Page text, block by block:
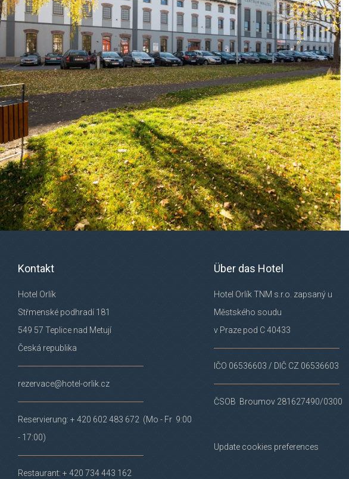
Kontakt
Hotel Orlík
Střmenské podhradí 181
549 57 Teplice nad Metují
Česká republika
rezervace@hotel-orlik.cz
Reservierung: + 420 602 483 672 (Mo - Fr 9:00
- 17:00)
Restaurant: + 420 734 443 162
Über das Hotel
Hotel Orlík TNM s.r.o. zapsaný u
Městského soudu
v Praze pod C 40433
IČO 06536603 / DIČ CZ 06536603
ČSOB Broumov 281627490/0300
Update cookies preferences